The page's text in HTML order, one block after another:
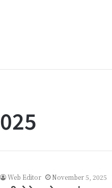
Web Editor November 5, 2025